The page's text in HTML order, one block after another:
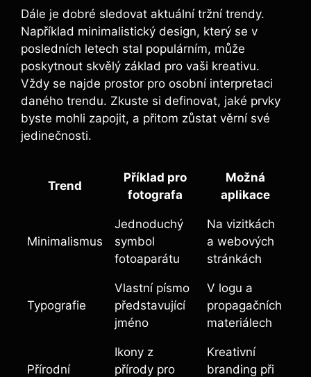
Dále je dobré sledovat aktuální tržní trendy.
Například minimalistický design, který se v
posledních letech stal populárním, může
poskytnout skvělý základ pro vaši kreativu.
Vždy se najde prostor pro osobní interpretaci
daného trendu. Zkuste si definovat, jaké prvky
byste mohli zapojit, a přitom zůstat věrní své
jedinečnosti.
Trend
Příklad pro
fotografa
Možná
aplikace
Minimalismus
Jednoduchý
symbol
fotoaparátu
Na vizitkách
a webových
stránkách
Typografie
Vlastní písmo
představující
jméno
V logu a
propagačních
materiálech
Přírodní
Ikony z
přírody pro
Kreativní
branding při